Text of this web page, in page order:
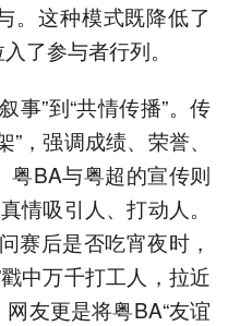
。这种模式既降低了
了参与者行列。
事”到“共情传播”。传
，强调成绩、荣誉、
粤BA与粤超的宣传则
情吸引人、打动人。
赛后是否吃宵夜时，
中万千打工人，拉近
友更是将粤BA“友谊